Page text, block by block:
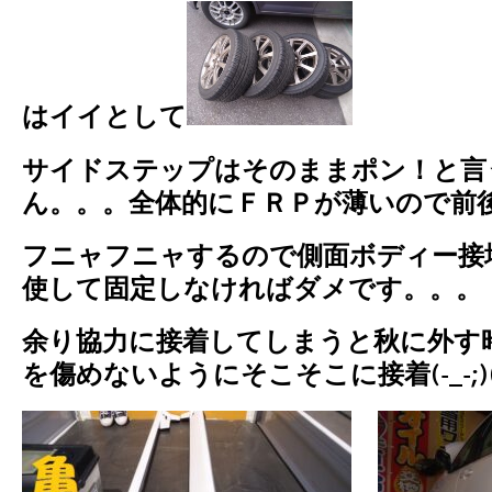
はイイとして
サイドステップはそのままポン！と
ん。。。全体的にＦＲＰが薄いので前
フニャフニャするので側面ボディー
使して固定しなければダメです。。。
余り協力に接着してしまうと秋に外
を傷めないようにそこそこに接